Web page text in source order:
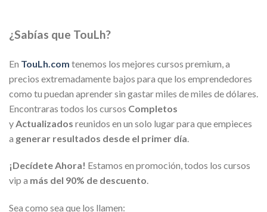
¿Sabías que TouLh?
En TouLh.com tenemos los mejores cursos premium, a
precios extremadamente bajos para que los emprendedores
como tu puedan aprender sin gastar miles de miles de dólares.
Encontraras todos los cursos Completos
y Actualizados reunidos en un solo lugar para que empieces
a generar resultados desde el primer día
¡Decídete Ahora! Estamos en promoción, todos los cursos
vip a más del 90% de descuento.
Sea como sea que los llamen: